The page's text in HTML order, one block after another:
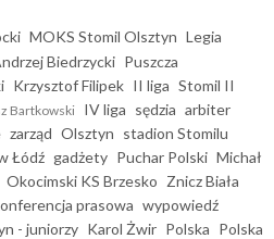
MOKS Stomil Olsztyn Legia
Biedrzycki Puszcza
Krzysztof Filipek II liga Stomil II
Bartkowski IV liga sędzia arbiter
zarząd Olsztyn stadion Stomilu
Łódź gadżety Puchar Polski Michał
Okocimski KS Brzesko Znicz Biała
prasowa wypowiedź
- juniorzy Karol Żwir Polska Polska